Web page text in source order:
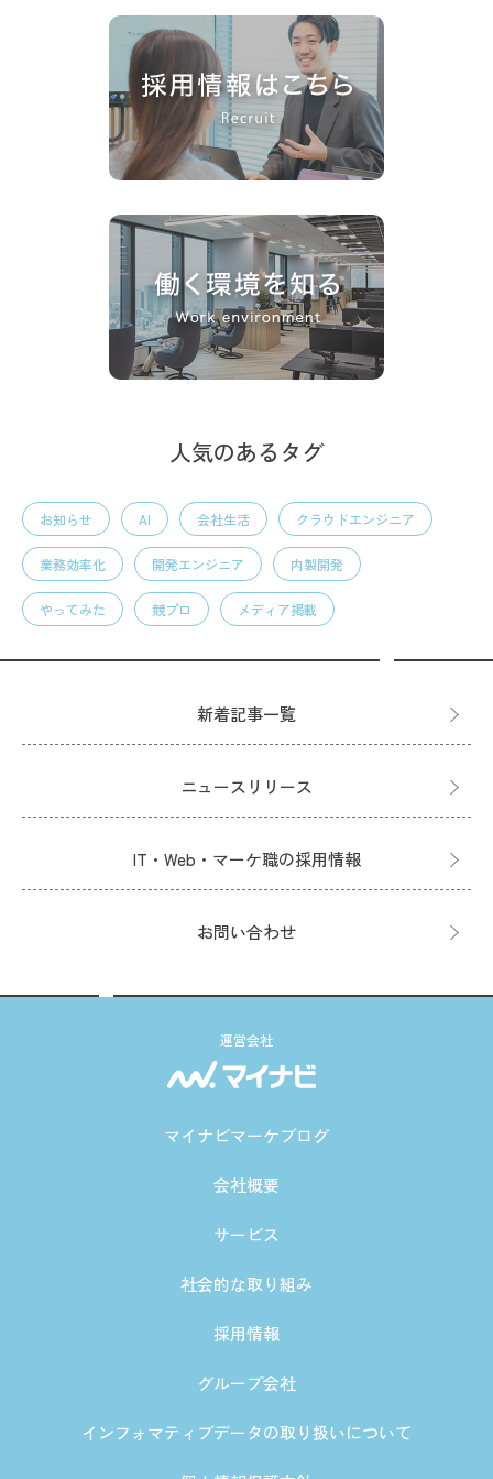
人気のあるタグ
お知らせ AI 会社生活 クラウドエンジニア
業務効率化 開発エンジニア 内製開発
やってみた 競プロ メディア掲載
新着記事一覧
ニュースリリース
IT・Web・マーケ職の採用情報
お問い合わせ
運営会社
マイナビマーケブログ
会社概要
サービス
社会的な取り組み
採用情報
グループ会社
インフォマティブデータの取り扱いについて